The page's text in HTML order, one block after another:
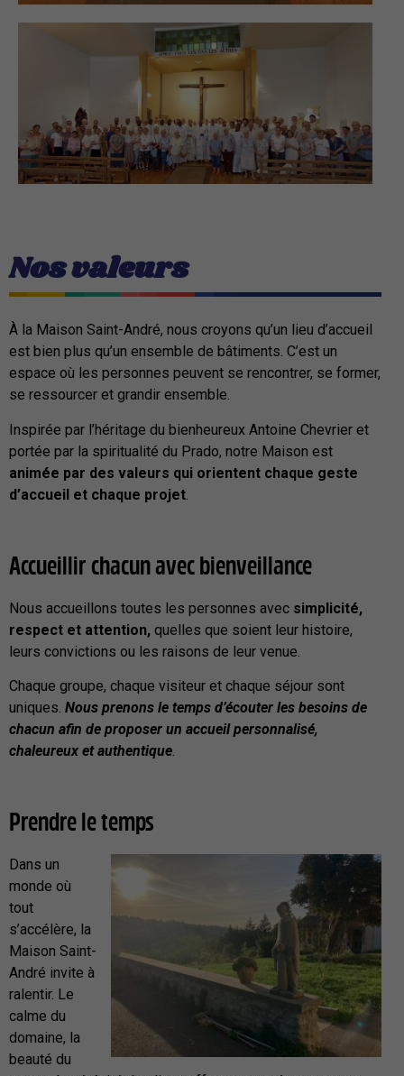
Nos valeurs
À la Maison Saint-André, nous croyons qu’un lieu d’accueil
est bien plus qu’un ensemble de bâtiments. C’est un
espace où les personnes peuvent se rencontrer, se former,
se ressourcer et grandir ensemble.
Inspirée par l’héritage du bienheureux Antoine Chevrier et
portée par la spiritualité du Prado, notre Maison est
animée par des valeurs qui orientent chaque geste
d’accueil et chaque projet
Accueillir chacun avec bienveillance
Nous accueillons toutes les personnes avec simplicité,
respect et attention, quelles que soient leur histoire,
leurs convictions ou les raisons de leur venue.
Chaque groupe, chaque visiteur et chaque séjour sont
uniques. Nous prenons le temps d’écouter les besoins de
chacun afin de proposer un accueil personnalisé,
chaleureux et authentique.
Prendre le temps
Dans un
monde où
tout
s’accélère, la
Maison Saint-
André invite à
ralentir. Le
calme du
domaine, la
beauté du